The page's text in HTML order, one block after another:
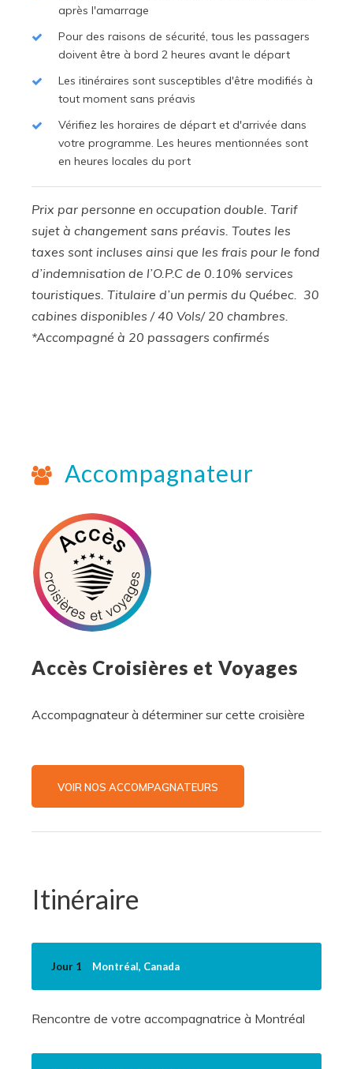
après l'amarrage
Pour des raisons de sécurité, tous les passagers
doivent être à bord 2 heures avant le départ
Les itinéraires sont susceptibles d'être modifiés à
tout moment sans préavis
Vérifiez les horaires de départ et d'arrivée dans
votre programme. Les heures mentionnées sont
en heures locales du port
Prix par personne en occupation double. Tarif
sujet à changement sans préavis. Toutes les
taxes sont incluses ainsi que les frais pour le fond
d’indemnisation de l’O.P.C de 0.10% services
touristiques. Titulaire d’un permis du Québec. 30
cabines disponibles / 40 Vols/ 20 chambres.
*Accompagné à 20 passagers confirmés
Accompagnateur
Accès Croisières et Voyages
Accompagnateur à déterminer sur cette croisière
VOIR NOS ACCOMPAGNATEURS
Itinéraire
Jour 1 Montréal, Canada
Rencontre de votre accompagnatrice à Montréal